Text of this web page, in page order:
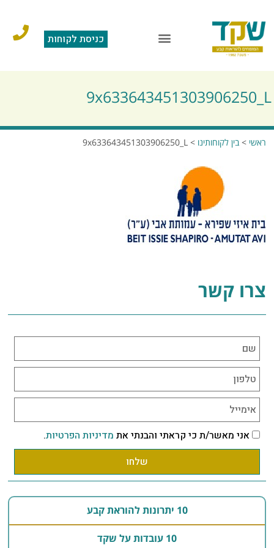
כניסת לקוחות
9x633643451303906250_L
ראשי >בין לקוחותינו >
9x633643451303906250_L
צרו קשר
אני מאשר/ת כי קראתי והבנתי את מדיניות הפרטיות.
שלחו
10 יתרונות להוראת קבע
10 עובדות על שקד